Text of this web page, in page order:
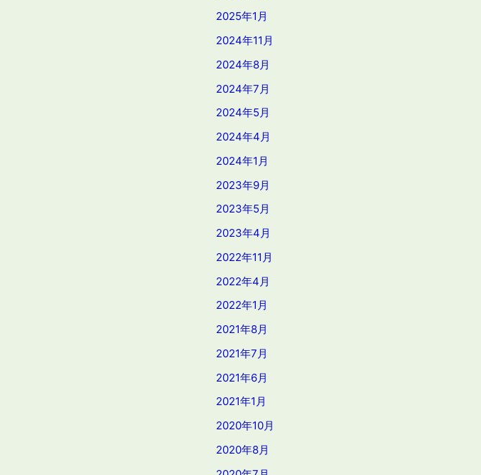
2025年1月
2024年11月
2024年8月
2024年7月
2024年5月
2024年4月
2024年1月
2023年9月
2023年5月
2023年4月
2022年11月
2022年4月
2022年1月
2021年8月
2021年7月
2021年6月
2021年1月
2020年10月
2020年8月